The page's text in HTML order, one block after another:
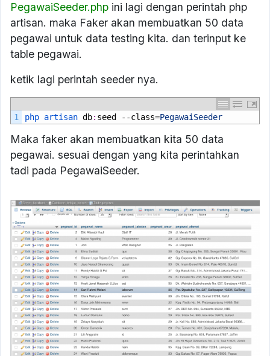
PegawaiSeeder.php ini lagi dengan perintah php
artisan. maka Faker akan membuatkan 50 data
pegawai untuk data testing kita. dan terinput ke
table pegawai.
ketik lagi perintah seeder nya.
1 php artisan db: seed --class=PegawaiSeeder
Maka faker akan membuatkan kita 50 data
pegawai. sesuai dengan yang kita perintahkan
tadi pada PegawaiSeeder.